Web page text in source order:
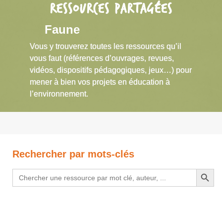
RESSOURCES PARTAGÉES
Faune
Vous y trouverez toutes les ressources qu’il
vous faut (références d’ouvrages, revues,
vidéos, dispositifs pédagogiques, jeux…) pour
mener à bien vos projets en éducation à
l’environnement.
Rechercher par mots-clés
Search
for:
Search Button